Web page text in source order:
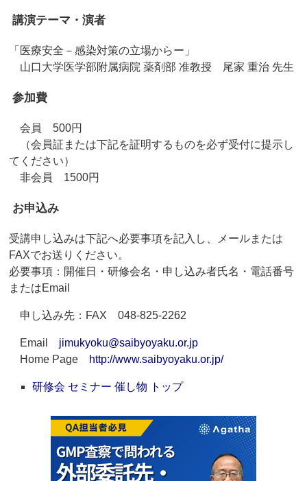
講演テーマ・演者
「医療安全－感染対策の立場からー」
山口大学医学部附属病院 薬剤部 准教授 尾家 重治 先生
参加費
会員 500円
（会員証または下記を証明するものを必ず受付に提示し
てください）
非会員 1500円
お申込み
受講申し込みは下記へ必要事項を記入し、メールまたは
FAXでお送りください。
必要事項：開催日・研修会名・申し込み者氏名・電話番号
またはEmail
申し込み先：FAX 048-825-2262
Email jimukyoku@saibyoyaku.or.jp
Home Page http://www.saibyoyaku.or.jp/
研修会 セミナー 催し物 トップ